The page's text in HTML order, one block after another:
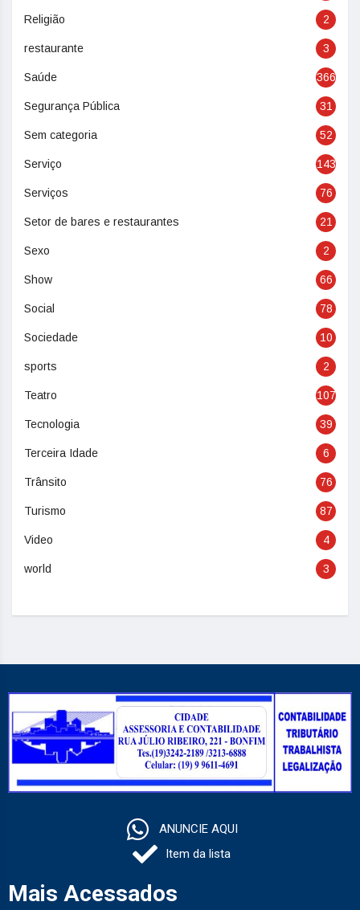
Religião 2
restaurante 3
Saúde 366
Segurança Pública 31
Sem categoria 52
Serviço 143
Serviços 76
Setor de bares e restaurantes 21
Sexo 2
Show 66
Social 78
Sociedade 10
sports 2
Teatro 107
Tecnologia 39
Terceira Idade 6
Trânsito 76
Turismo 87
Video 4
world 3
ANUNCIE AQUI
Item da lista
Mais Acessados